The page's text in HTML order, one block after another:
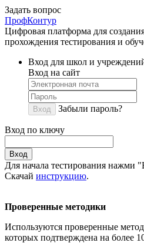
Задать вопрос
ПрофКонтур
Цифровая платформа для
прохождения тестирования и
Вход для школ и
Вход на сайт
Вход Забыли пароль?
Вход по ключу
Вход
Для начала тестирования нажми
Скачай инструкцию.
Проверенные методики
Используются проверенные
которых подтверждена на более